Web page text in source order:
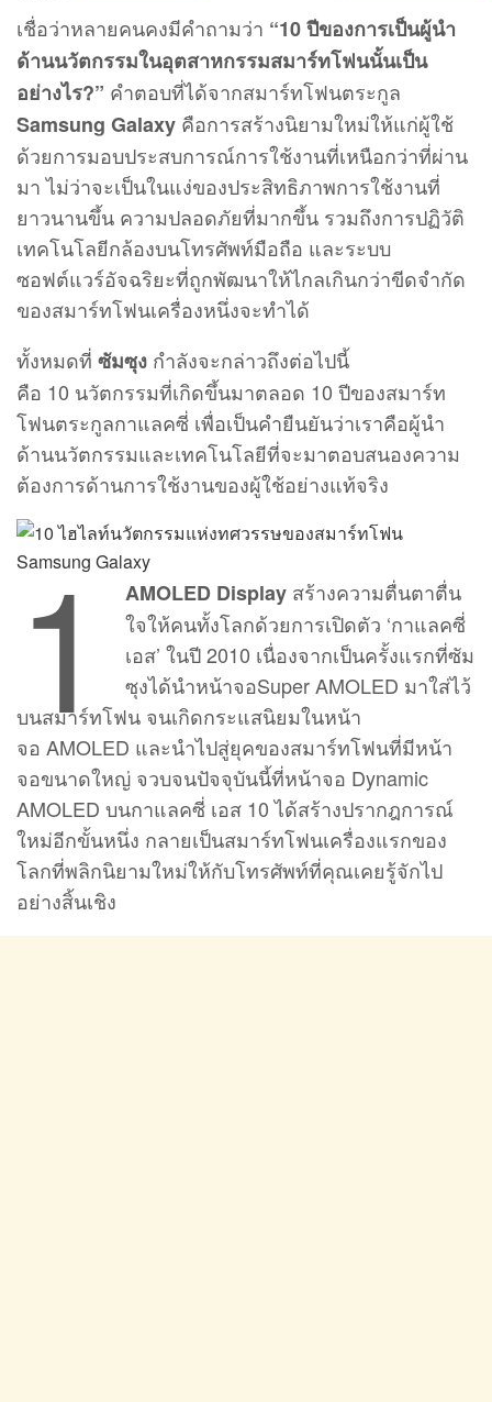
เชื่อว่าหลายคนคงมีคำถามว่า “10 ปีของการเป็นผู้นำ
ด้านนวัตกรรมในอุตสาหกรรมสมาร์ทโฟนนั้นเป็น
อย่างไร?” คำตอบที่ได้จากสมาร์ทโฟนตระกูล
Samsung Galaxy คือการสร้างนิยามใหม่ให้แก่ผู้ใช้
ด้วยการมอบประสบการณ์การใช้งานที่เหนือกว่าที่ผ่าน
มา ไม่ว่าจะเป็นในแง่ของประสิทธิภาพการใช้งานที่
ยาวนานขึ้น ความปลอดภัยที่มากขึ้น รวมถึงการปฏิวัติ
เทคโนโลยีกล้องบนโทรศัพท์มือถือ และระบบ
ซอฟต์แวร์อัจฉริยะที่ถูกพัฒนาให้ไกลเกินกว่าขีดจำกัด
ของสมาร์ทโฟนเครื่องหนึ่งจะทำได้
ทั้งหมดที่ ซัมซุง กำลังจะกล่าวถึงต่อไปนี้
คือ 10 นวัตกรรมที่เกิดขึ้นมาตลอด 10 ปีของสมาร์ท
โฟนตระกูลกาแลคซี่ เพื่อเป็นคำยืนยันว่าเราคือผู้นำ
ด้านนวัตกรรมและเทคโนโลยีที่จะมาตอบสนองความ
ต้องการด้านการใช้งานของผู้ใช้อย่างแท้จริง
1 AMOLED Display สร้างความตื่นตาตื่น
ใจให้คนทั้งโลกด้วยการเปิดตัว ‘กาแลคซี่
เอส’ ในปี 2010 เนื่องจากเป็นครั้งแรกที่ซัม
ซุงได้นำหน้าจอSuper AMOLED มาใส่ไว้
บนสมาร์ทโฟน จนเกิดกระแสนิยมในหน้า
จอ AMOLED และนำไปสู่ยุคของสมาร์ทโฟนที่มีหน้า
จอขนาดใหญ่ จวบจนปัจจุบันนี้ที่หน้าจอ Dynamic
AMOLED บนกาแลคซี่ เอส 10 ได้สร้างปรากฎการณ์
ใหม่อีกขั้นหนึ่ง กลายเป็นสมาร์ทโฟนเครื่องแรกของ
โลกที่พลิกนิยามใหม่ให้กับโทรศัพท์ที่คุณเคยรู้จักไป
อย่างสิ้นเชิง